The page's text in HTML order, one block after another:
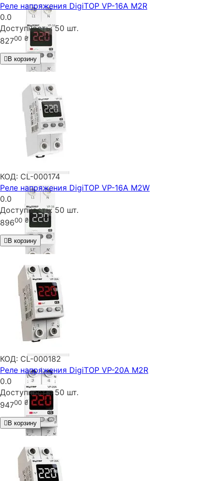
Реле напряжения DigiTOP VP-16A M2R
0.0
Доступность: 50 шт.
82700 ₴
В корзину
КОД: CL-000174
Реле напряжения DigiTOP VP-16A M2W
0.0
Доступность: 50 шт.
89600 ₴
В корзину
КОД: CL-000182
Реле напряжения DigiTOP VP-20A M2R
0.0
Доступность: 50 шт.
94700 ₴
В корзину